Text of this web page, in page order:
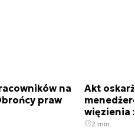
na
praw
Akt
więzienia
2 min.